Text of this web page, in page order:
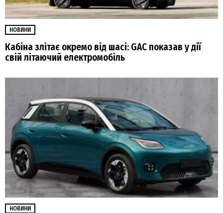
НОВИНИ
Кабіна злітає окремо від шасі: GAC показав у дії
свій літаючий електромобіль
НОВИНИ